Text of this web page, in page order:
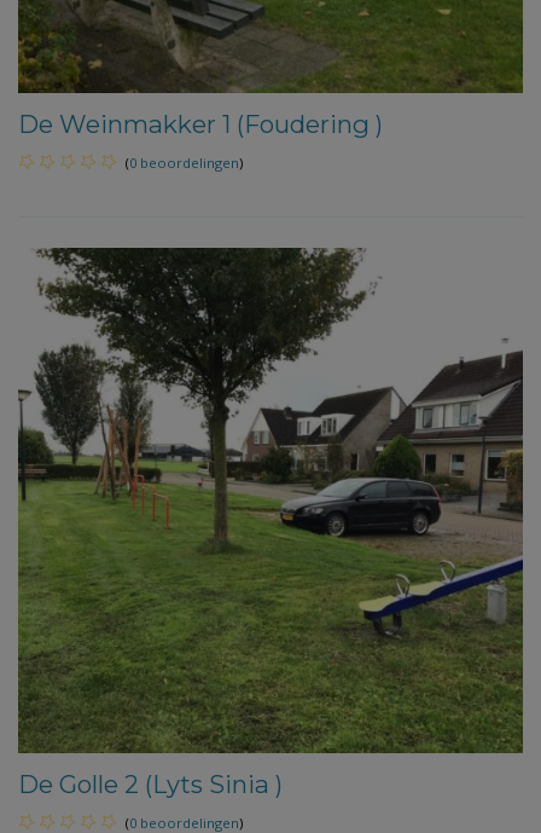
De Weinmakker 1 (Foudering )
(0 beoordelingen)
De Golle 2 (Lyts Sinia )
(0 beoordelingen)